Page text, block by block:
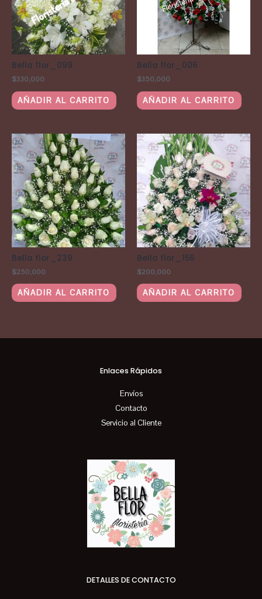
Bella flor_099
$330,000
AÑADIR AL CARRITO
Bella flor_006
$350,000
AÑADIR AL CARRITO
Bella flor_239
$250,000
AÑADIR AL CARRITO
Bella flor_156
$200,000
AÑADIR AL CARRITO
DETALLES DE CONTACTO
Enlaces Rápidos
Envíos
Contacto
Servicio al Cliente